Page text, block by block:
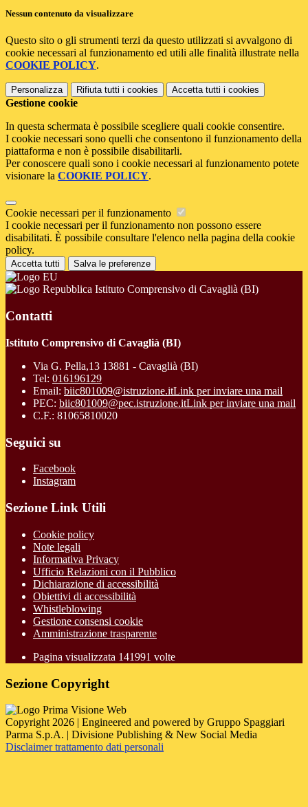
Nessun contenuto da visualizzare
Questo sito o gli strumenti terzi da questo utilizzati si avvalgono di
cookie necessari al funzionamento ed utili alle finalità illustrate nella
COOKIE POLICY.
Personalizza Rifiuta tutti i cookies Accetta tutti i cookies
Gestione cookie
In questa schermata è possibile scegliere quali cookie consentire.
I cookie necessari sono quelli che consentono il funzionamento della
piattaforma e non è possibile disabilitarli.
Per conoscere quali sono i cookie necessari al funzionamento potete
visionare la COOKIE POLICY.
Cookie necessari per il funzionamento
I cookie necessari per il funzionamento non possono essere
disabilitati. È possibile consultare l'elenco nella pagina della cookie
policy.
Accetta tutti Salva le preferenze
Istituto Comprensivo di Cavaglià (BI)
Contatti
Istituto Comprensivo di Cavaglià (BI)
Via G. Pella,13 13881 - Cavaglià (BI)
Tel: 016196129
Email: biic801009@istruzione.itLink per inviare una mail
PEC: biic801009@pec.istruzione.itLink per inviare una mail
C.F.: 81065810020
Seguici su
Facebook
Instagram
Sezione Link Utili
Cookie policy
Note legali
Informativa Privacy
Ufficio Relazioni con il Pubblico
Dichiarazione di accessibilità
Obiettivi di accessibilità
Whistleblowing
Gestione consensi cookie
Amministrazione trasparente
Pagina visualizzata 141991 volte
Sezione Copyright
Copyright 2026 | Engineered and powered by Gruppo Spaggiari
Parma S.p.A. | Divisione Publishing & New Social Media
Disclaimer trattamento dati personali